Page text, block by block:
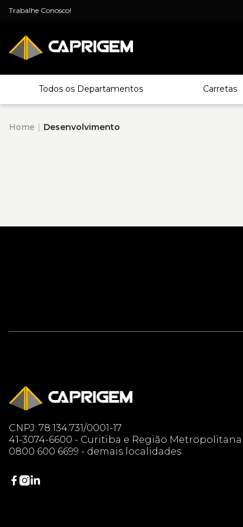
Trabalhe Conosco!
Todos os Departamentos Carretas
Home Desenvolvimento
CNPJ: 78.134.731/0001-17
41-3074-6600 - Curitiba e Região Metropolitana
0800 600 6699 - demais localidades